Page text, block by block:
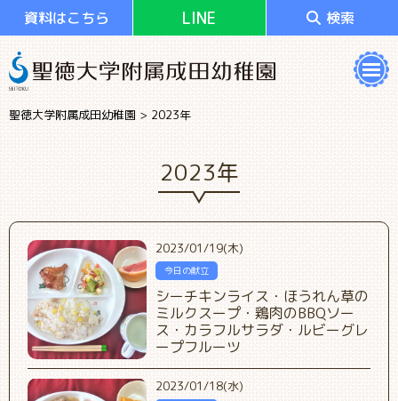
資料はこちら LINE 検索
聖徳大学附属成田幼稚園>2023年
2023年
2023/01/19(木)
今日の献立
シーチキンライス・ほうれん草の
ミルクスープ・鶏肉のBBQソー
ス・カラフルサラダ・ルビーグレ
ープフルーツ
2023/01/18(水)